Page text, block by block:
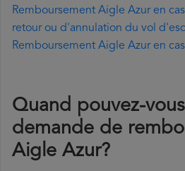
Remboursement Aigle Azur en
retour ou d'annulation du vol
Remboursement Aigle Azur en
Quand pouvez-
demande de
Aigle Azur?